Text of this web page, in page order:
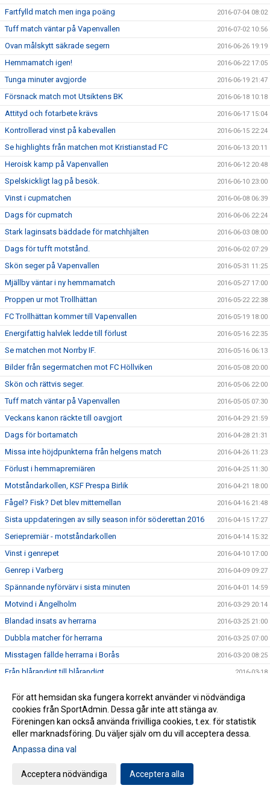
Fartfylld match men inga poäng 2016-07-04 08:02
Tuff match väntar på Vapenvallen 2016-07-02 10:56
Ovan målskytt säkrade segern 2016-06-26 19:19
Hemmamatch igen! 2016-06-22 17:05
Tunga minuter avgjorde 2016-06-19 21:47
Försnack match mot Utsiktens BK 2016-06-18 10:18
Attityd och fotarbete krävs 2016-06-17 15:04
Kontrollerad vinst på kabevallen 2016-06-15 22:24
Se highlights från matchen mot Kristianstad FC 2016-06-13 20:11
Heroisk kamp på Vapenvallen 2016-06-12 20:48
Spelskickligt lag på besök. 2016-06-10 23:00
Vinst i cupmatchen 2016-06-08 06:39
Dags för cupmatch 2016-06-06 22:24
Stark laginsats bäddade för matchhjälten 2016-06-03 08:00
Dags för tufft motstånd. 2016-06-02 07:29
Skön seger på Vapenvallen 2016-05-31 11:25
Mjällby väntar i ny hemmamatch 2016-05-27 17:00
Proppen ur mot Trollhättan 2016-05-22 22:38
FC Trollhättan kommer till Vapenvallen 2016-05-19 18:00
Energifattig halvlek ledde till förlust 2016-05-16 22:35
Se matchen mot Norrby IF. 2016-05-16 06:13
Bilder från segermatchen mot FC Höllviken 2016-05-08 20:00
Skön och rättvis seger. 2016-05-06 22:00
Tuff match väntar på Vapenvallen 2016-05-05 07:30
Veckans kanon räckte till oavgjort 2016-04-29 21:59
Dags för bortamatch 2016-04-28 21:31
Missa inte höjdpunkterna från helgens match 2016-04-26 11:23
Förlust i hemmapremiären 2016-04-25 11:30
Motståndarkollen, KSF Prespa Birlik 2016-04-21 18:00
Fågel? Fisk? Det blev mittemellan 2016-04-16 21:48
Sista uppdateringen av silly season inför söderettan 2016 2016-04-15 17:27
Seriepremiär - motståndarkollen 2016-04-14 15:32
Vinst i genrepet 2016-04-10 17:00
Genrep i Varberg 2016-04-09 09:27
Spännande nyförvärv i sista minuten 2016-04-01 14:59
Motvind i Ängelholm 2016-03-29 20:14
Blandad insats av herrarna 2016-03-25 21:00
Dubbla matcher för herrarna 2016-03-25 07:00
Misstagen fällde herrarna i Borås 2016-03-20 08:25
Från blårandigt till blårandigt 2016-03-18
HFF TV: Matchen mot Norrby IF Webbsänds
Efterlysning! 2016-03-13 20:14
Försäsongsträning med Elin
Fössta uppdatering i mass kring silly season i söderettan
Vinst mot starkt motstånd
För att hemsidan ska fungera korrekt använder vi nödvändiga
cookies från SportAdmin. Dessa går inte att stänga av.
Föreningen kan också använda frivilliga cookies, t.ex. för statistik
eller marknadsföring. Du väljer själv om du vill acceptera dessa.
Anpassa dina val
Acceptera nödvändiga Acceptera alla